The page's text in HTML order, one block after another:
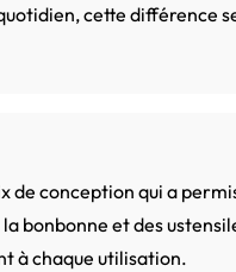
cette différence
de conception qui a
bonbonne et des
à chaque utilisation.